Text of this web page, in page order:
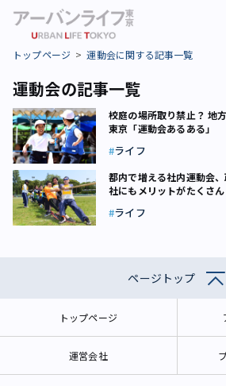
トップページ 運動会に関する記事一覧
運動会の記事一覧
校庭の場所取り禁止？ 地
東京「運動会あるある」
ライフ
都内で増える社内運動会
社にもメリットがたくさん
ライフ
ページトップ
トップページ
運営会社